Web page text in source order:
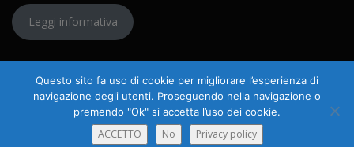
Leggi informativa
Copyright © 2026 L'Amico Charly
Questo sito fa uso di cookie per migliorare l’esperienza di
navigazione degli utenti. Proseguendo nella navigazione o
premendo "Ok" si accetta l’uso dei cookie.
ACCETTO No Privacy policy